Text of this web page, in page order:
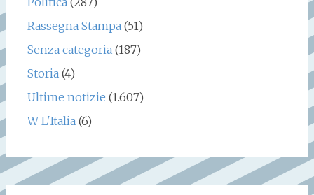
Rassegna Stampa (51)
Senza categoria (187)
Storia (4)
Ultime notizie (1.607)
W L'Italia (6)